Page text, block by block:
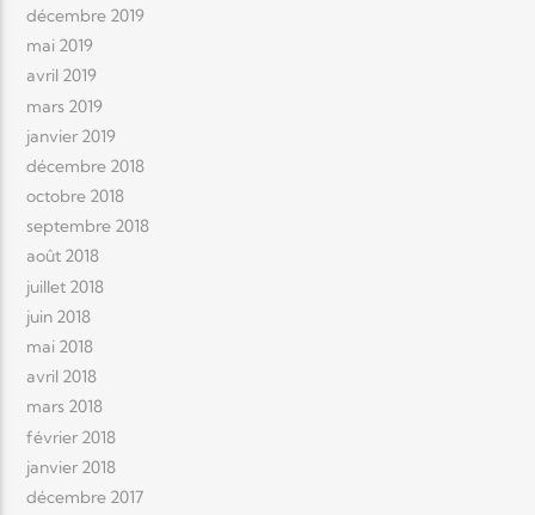
décembre 2019
mai 2019
avril 2019
mars 2019
janvier 2019
décembre 2018
octobre 2018
septembre 2018
août 2018
juillet 2018
juin 2018
mai 2018
avril 2018
mars 2018
février 2018
janvier 2018
décembre 2017